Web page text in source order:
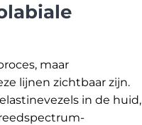
maar
lijnen zichtbaar zijn.
in de huid,